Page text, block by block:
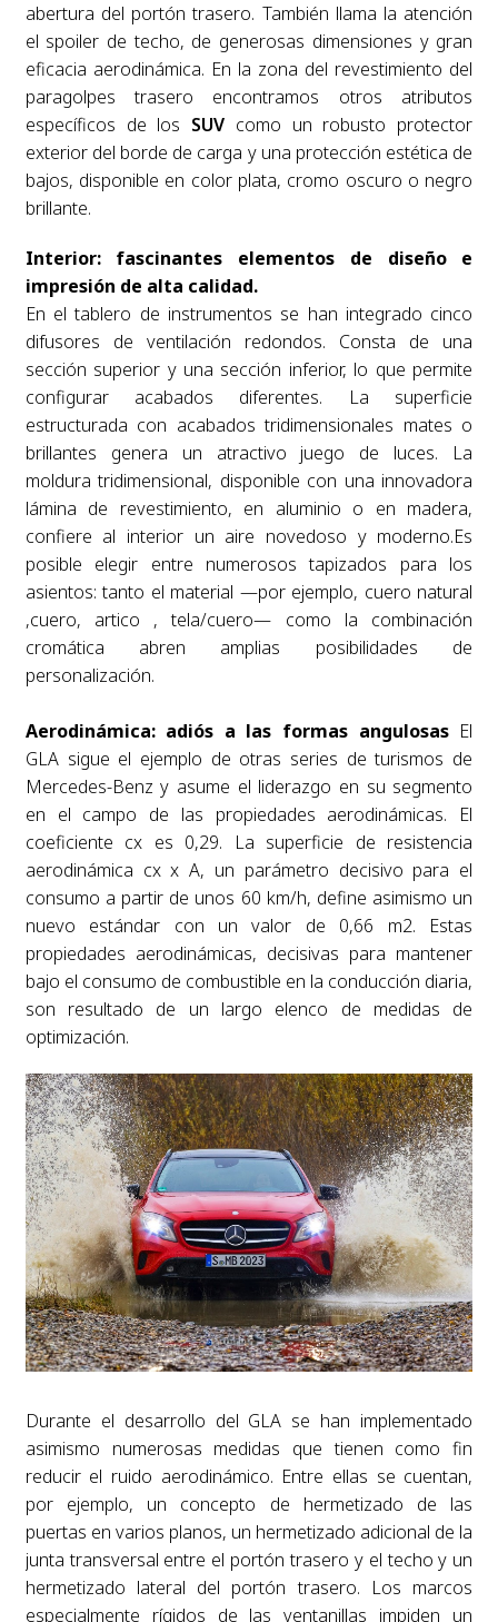
abertura del portón trasero. También llama la atención
el spoiler de techo, de generosas dimensiones y gran
eficacia aerodinámica. En la zona del revestimiento del
paragolpes trasero encontramos otros atributos
específicos de los SUV como un robusto protector
exterior del borde de carga y una protección estética de
bajos, disponible en color plata, cromo oscuro o negro
brillante.
Interior: fascinantes elementos de diseño e
impresión de alta calidad.
En el tablero de instrumentos se han integrado cinco
difusores de ventilación redondos. Consta de una
sección superior y una sección inferior, lo que permite
configurar acabados diferentes. La superficie
estructurada con acabados tridimensionales mates o
brillantes genera un atractivo juego de luces. La
moldura tridimensional, disponible con una innovadora
lámina de revestimiento, en aluminio o en madera,
confiere al interior un aire novedoso y moderno.Es
posible elegir entre numerosos tapizados para los
asientos: tanto el material —por ejemplo, cuero natural
,cuero, artico , tela/cuero— como la combinación
cromática abren amplias posibilidades de
personalización.
Aerodinámica: adiós a las formas angulosasEl
GLA sigue el ejemplo de otras series de turismos de
Mercedes-Benz y asume el liderazgo en su segmento
en el campo de las propiedades aerodinámicas. El
coeficiente cx es 0,29. La superficie de resistencia
aerodinámica cx x A, un parámetro decisivo para el
consumo a partir de unos 60 km/h, define asimismo un
nuevo estándar con un valor de 0,66 m2. Estas
propiedades aerodinámicas, decisivas para mantener
bajo el consumo de combustible en la conducción diaria,
son resultado de un largo elenco de medidas de
optimización.
Durante el desarrollo del GLA se han implementado
asimismo numerosas medidas que tienen como fin
reducir el ruido aerodinámico. Entre ellas se cuentan,
por ejemplo, un concepto de hermetizado de las
puertas en varios planos, un hermetizado adicional de la
junta transversal entre el portón trasero y el techo y un
hermetizado lateral del portón trasero. Los marcos
especialmente rígidos de las ventanillas impiden un